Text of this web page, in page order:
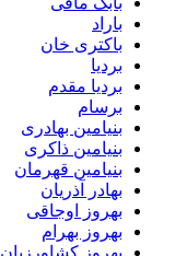
باراد
باکتری خان
بردیا
بردیا مقدم
برسام
بنیامین بهادری
بنیامین ذاکری
بنیامین قهرمان
بهادر آذریان
بهروز اوجاقی
بهروز بهرام
بهروز کشاورزیان